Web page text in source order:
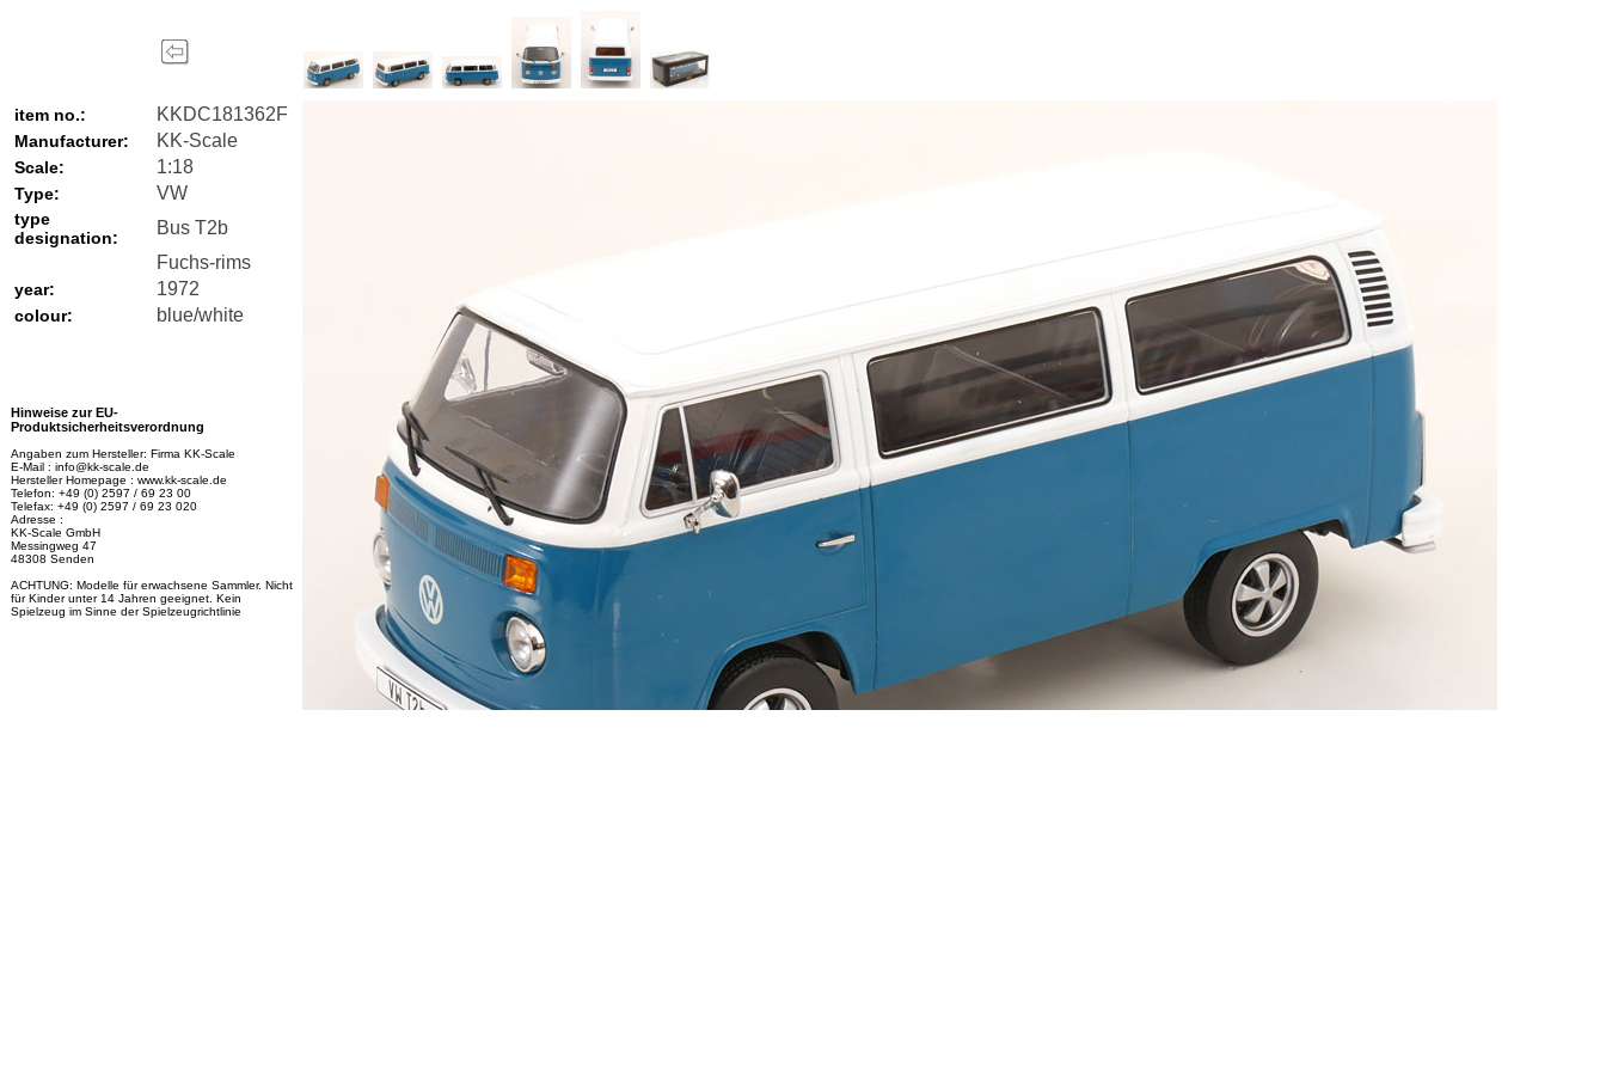
item no.: KKDC181362F
Manufacturer: KK-Scale
Scale: 1:18
Type: VW
type
designation:
Bus T2b
Fuchs-rims
year: 1972
colour: blue/white
Hinweise zur EU-
Produktsicherheitsverordnung
Angaben zum Hersteller: Firma KK-Scale
E-Mail : info@kk-scale.de
Hersteller Homepage : www.kk-scale.de
Telefon: +49 (0) 2597 / 69 23 00
Telefax: +49 (0) 2597 / 69 23 020
Adresse :
KK-Scale GmbH
Messingweg 47
48308 Senden
ACHTUNG: Modelle für erwachsene Sammler. Nicht
für Kinder unter 14 Jahren geeignet. Kein
Spielzeug im Sinne der Spielzeugrichtlinie